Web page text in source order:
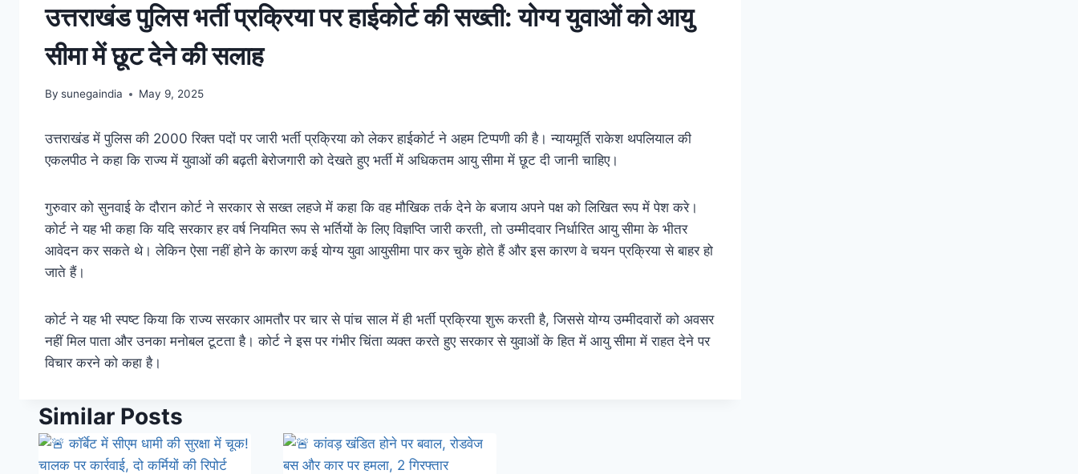
उत्तराखंड पुलिस भर्ती प्रक्रिया पर हाईकोर्ट की सख्ती: योग्य युवाओं को आयु
सीमा में छूट देने की सलाह
By sunegaindia May 9, 2025
उत्तराखंड में पुलिस की 2000 रिक्त पदों पर जारी भर्ती प्रक्रिया को लेकर हाईकोर्ट ने अहम टिप्पणी की है। न्यायमूर्ति राकेश थपलियाल की
एकलपीठ ने कहा कि राज्य में युवाओं की बढ़ती बेरोजगारी को देखते हुए भर्ती में अधिकतम आयु सीमा में छूट दी जानी चाहिए।
गुरुवार को सुनवाई के दौरान कोर्ट ने सरकार से सख्त लहजे में कहा कि वह मौखिक तर्क देने के बजाय अपने पक्ष को लिखित रूप में पेश करे।
कोर्ट ने यह भी कहा कि यदि सरकार हर वर्ष नियमित रूप से भर्तियों के लिए विज्ञप्ति जारी करती, तो उम्मीदवार निर्धारित आयु सीमा के भीतर
आवेदन कर सकते थे। लेकिन ऐसा नहीं होने के कारण कई योग्य युवा आयुसीमा पार कर चुके होते हैं और इस कारण वे चयन प्रक्रिया से बाहर हो
जाते हैं।
कोर्ट ने यह भी स्पष्ट किया कि राज्य सरकार आमतौर पर चार से पांच साल में ही भर्ती प्रक्रिया शुरू करती है, जिससे योग्य उम्मीदवारों को अवसर
नहीं मिल पाता और उनका मनोबल टूटता है। कोर्ट ने इस पर गंभीर चिंता व्यक्त करते हुए सरकार से युवाओं के हित में आयु सीमा में राहत देने पर
विचार करने को कहा है।
Similar Posts